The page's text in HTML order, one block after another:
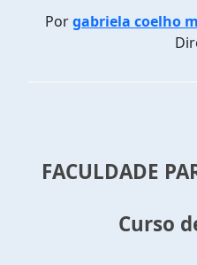
Porgabriela coelho
FACULDADE
Curso